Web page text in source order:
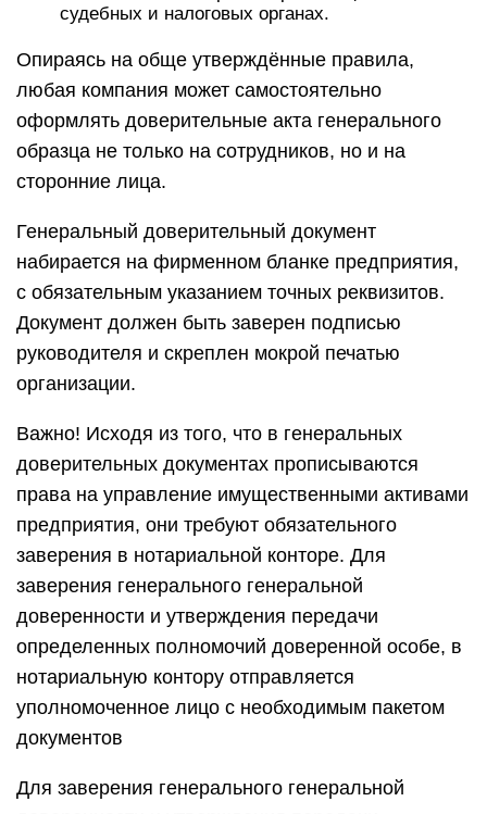
судебных и налоговых органах.
Опираясь на обще утверждённые правила,
любая компания может самостоятельно
оформлять доверительные акта генерального
образца не только на сотрудников, но и на
сторонние лица.
Генеральный доверительный документ
набирается на фирменном бланке предприятия,
с обязательным указанием точных реквизитов.
Документ должен быть заверен подписью
руководителя и скреплен мокрой печатью
организации.
Важно! Исходя из того, что в генеральных
доверительных документах прописываются
права на управление имущественными активами
предприятия, они требуют обязательного
заверения в нотариальной конторе. Для
заверения генерального генеральной
доверенности и утверждения передачи
определенных полномочий доверенной особе, в
нотариальную контору отправляется
уполномоченное лицо с необходимым пакетом
документов
Для заверения генерального генеральной